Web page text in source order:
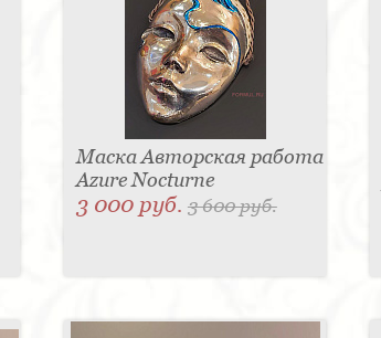
Маска Авторская работа
Azure Nocturne
3 000 руб. 3 600 руб.